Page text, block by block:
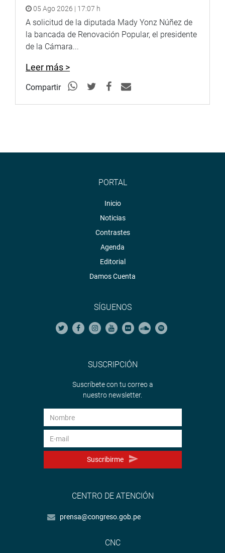
05 Ago 2026 | 17:07 h
A solicitud de la diputada Mady Yonz Núñez de
la bancada de Renovación Popular, el presidente
de la Cámara...
Leer más >
Compartir
PORTAL
Inicio
Noticias
Contrastes
Agenda
Editorial
Damos Cuenta
SÍGUENOS
SUSCRIPCIÓN
Suscríbete con tu correo a
nuestro newsletter.
Suscribirme
CENTRO DE ATENCIÓN
prensa@congreso.gob.pe
CNC